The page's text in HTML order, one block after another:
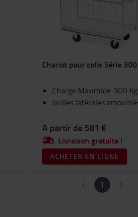
Chariot pour colis Série 300
Charge Maximale: 300 Kg
Grilles latérales
A partir de 581 €
Livraison gratuite !
ACHETER EN LIGNE
1